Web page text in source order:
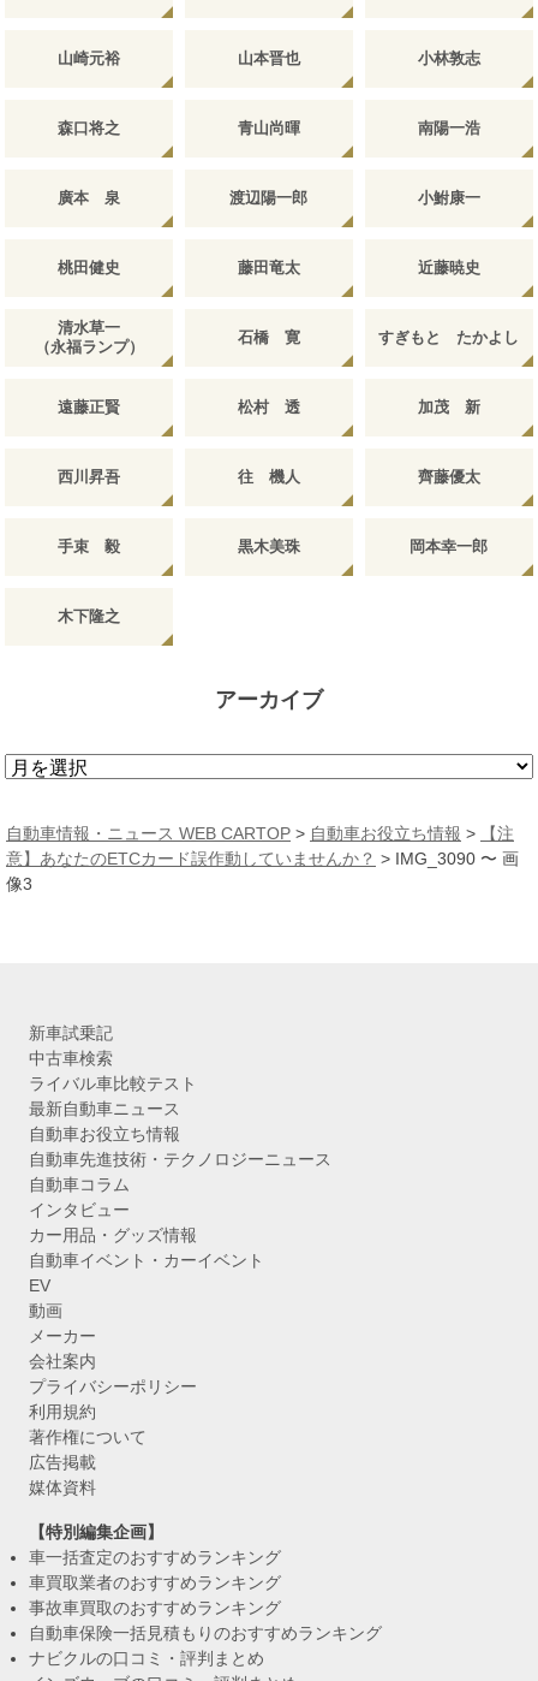
山崎元裕 山本晋也 小林敦志
森口将之 青山尚暉 南陽一浩
廣本 泉 渡辺陽一郎 小鮒康一
桃田健史 藤田竜太 近藤暁史
清水草一
（永福ランプ）
石橋 寛 すぎもと たかよし
遠藤正賢 松村 透 加茂 新
西川昇吾 往 機人 齊藤優太
手束 毅 黒木美珠 岡本幸一郎
木下隆之
アーカイブ
ア
カ
イ
ブ
自動車情報・ニュース WEB CARTOP > 自動車お役立ち情報 >
【注
意】あなたのETCカード誤作動していませんか？ > IMG_3090 〜 画
像3
新車試乗記
中古車検索
ライバル車比較テスト
最新自動車ニュース
自動車お役立ち情報
自動車先進技術・テクノロジーニュース
自動車コラム
インタビュー
カー用品・グッズ情報
自動車イベント・カーイベント
EV
動画
メーカー
会社案内
プライバシーポリシー
利用規約
著作権について
広告掲載
媒体資料
【特別編集企画】
車一括査定のおすすめランキング
車買取業者のおすすめランキング
事故車買取のおすすめランキング
自動車保険一括見積もりのおすすめランキング
ナビクルの口コミ・評判まとめ